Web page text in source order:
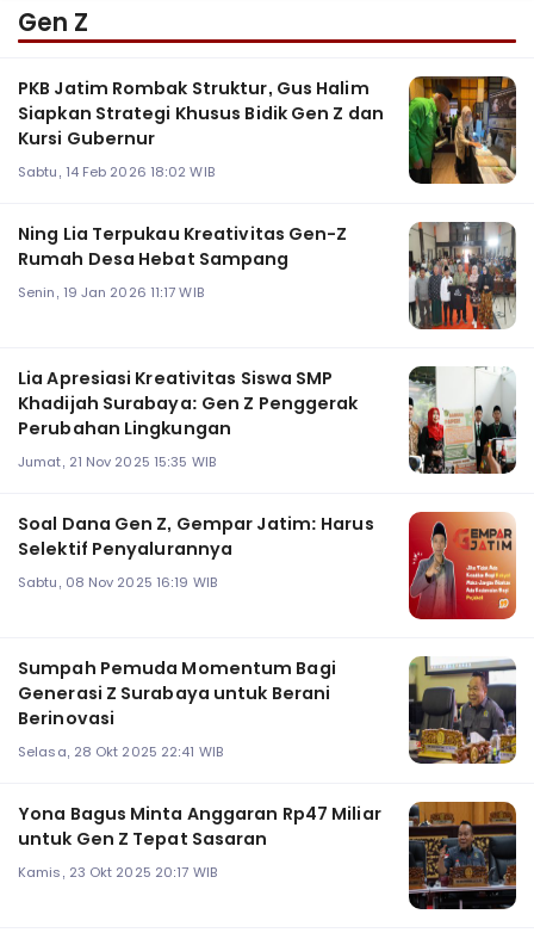
Gen Z
PKB Jatim Rombak Struktur, Gus Halim
Siapkan Strategi Khusus Bidik Gen Z dan
Kursi Gubernur
Sabtu, 14 Feb 2026 18:02 WIB
Ning Lia Terpukau Kreativitas Gen-Z
Rumah Desa Hebat Sampang
Senin, 19 Jan 2026 11:17 WIB
Lia Apresiasi Kreativitas Siswa SMP
Khadijah Surabaya: Gen Z Penggerak
Perubahan Lingkungan
Jumat, 21 Nov 2025 15:35 WIB
Soal Dana Gen Z, Gempar Jatim: Harus
Selektif Penyalurannya
Sabtu, 08 Nov 2025 16:19 WIB
Sumpah Pemuda Momentum Bagi
Generasi Z Surabaya untuk Berani
Berinovasi
Selasa, 28 Okt 2025 22:41 WIB
Yona Bagus Minta Anggaran Rp47 Miliar
untuk Gen Z Tepat Sasaran
Kamis, 23 Okt 2025 20:17 WIB